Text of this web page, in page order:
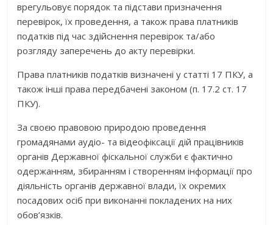
врегульовує порядок та підстави призначення
перевірок, їх проведення, а також права платників
податків під час здійснення перевірок та/або
розгляду заперечень до акту перевірки.
Права платників податків визначені у статті 17 ПКУ, а
також інші права передбачені законом (п. 17.2 ст. 17
ПКУ).
За своєю правовою природою проведення
громадянами аудіо- та відеофіксації дій працівників
органів Державної фіскальної служби є фактично
одержанням, збиранням і створенням інформації про
діяльність органів державної влади, їх окремих
посадових осіб при виконанні покладених на них
обов’язків.